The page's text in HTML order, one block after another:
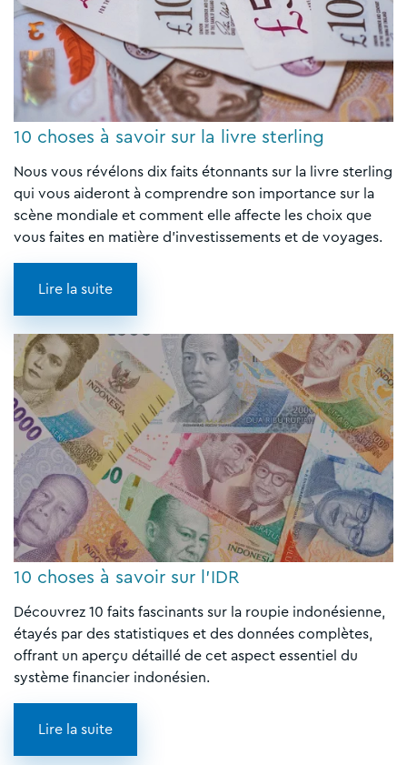
10 choses à savoir sur la livre sterling
Nous vous révélons dix faits étonnants sur la livre sterling
qui vous aideront à comprendre son importance sur la
scène mondiale et comment elle affecte les choix que
vous faites en matière d'investissements et de voyages.
Lire la suite
10 choses à savoir sur l'IDR
Découvrez 10 faits fascinants sur la roupie indonésienne,
étayés par des statistiques et des données complètes,
offrant un aperçu détaillé de cet aspect essentiel du
système financier indonésien.
Lire la suite